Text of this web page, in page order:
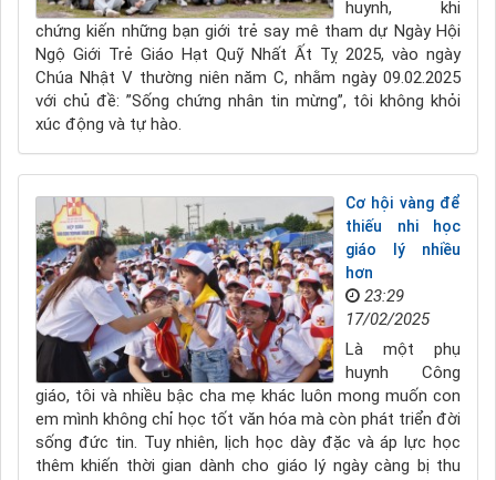
huynh, khi
chứng kiến những bạn giới trẻ say mê tham dự Ngày Hội
Ngộ Giới Trẻ Giáo Hạt Quỹ Nhất Ất Tỵ 2025, vào ngày
Chúa Nhật V thường niên năm C, nhằm ngày 09.02.2025
với chủ đề: ”Sống chứng nhân tin mừng”, tôi không khỏi
xúc động và tự hào.
​​​​​​​Cơ hội vàng để
thiếu nhi học
giáo lý nhiều
hơn
23:29
17/02/2025
Là một phụ
huynh Công
giáo, tôi và nhiều bậc cha mẹ khác luôn mong muốn con
em mình không chỉ học tốt văn hóa mà còn phát triển đời
sống đức tin. Tuy nhiên, lịch học dày đặc và áp lực học
thêm khiến thời gian dành cho giáo lý ngày càng bị thu